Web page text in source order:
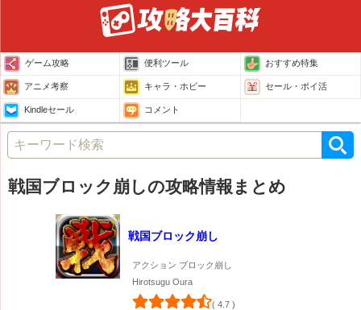
ゲーム攻略 便利ツール おすすめ特集
アニメ考察 キャラ・ホビー セール・ポイ活
Kindleセール コメント
戦国ブロック崩しの攻略情報まとめ
戦国ブロック崩し
アクション ブロック崩し
Hirotsugu Oura
( 4.7 )